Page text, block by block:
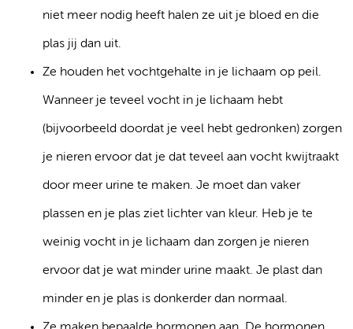
niet meer nodig heeft halen ze uit je bloed en die
plas jij dan uit.
Ze houden het vochtgehalte in je lichaam op peil.
Wanneer je teveel vocht in je lichaam hebt
(bijvoorbeeld doordat je veel hebt gedronken) zorgen
je nieren ervoor dat je dat teveel aan vocht kwijtraakt
door meer urine te maken. Je moet dan vaker
plassen en je plas ziet lichter van kleur. Heb je te
weinig vocht in je lichaam dan zorgen je nieren
ervoor dat je wat minder urine maakt. Je plast dan
minder en je plas is donkerder dan normaal.